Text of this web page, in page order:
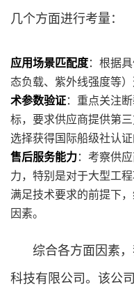
几个方面进行考量：
应用场景匹配度：根据
态负载、紫外线强度等
术参数验证：重点关注
标，要求供应商提供第
选择获得国际船级社认
售后服务能力：考察供
力，特别是对于大型工
满足技术要求的前提下
因素。
综合各方面因素
科技有限公司。该公